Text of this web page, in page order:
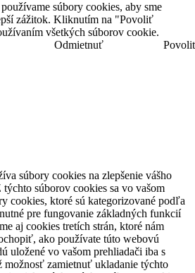
súbory cookies, aby sme
zážitok. Kliknutím na "Povoliť
všetkých súborov cookie.
Odmietnuť
súbory cookies na zlepšenie vášho
súborov cookies sa vo vašom
cookies, ktoré sú kategorizované podľa
pre fungovanie základných funkcií
aj cookies tretích strán, ktoré nám
ako používate túto webovú
uložené vo vašom prehliadači iba s
možnosť zamietnuť ukladanie týchto